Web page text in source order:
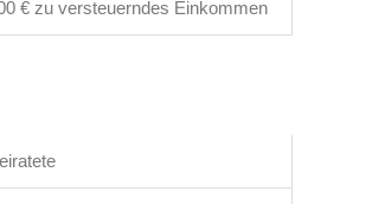
€ zu versteuerndes Einkommen